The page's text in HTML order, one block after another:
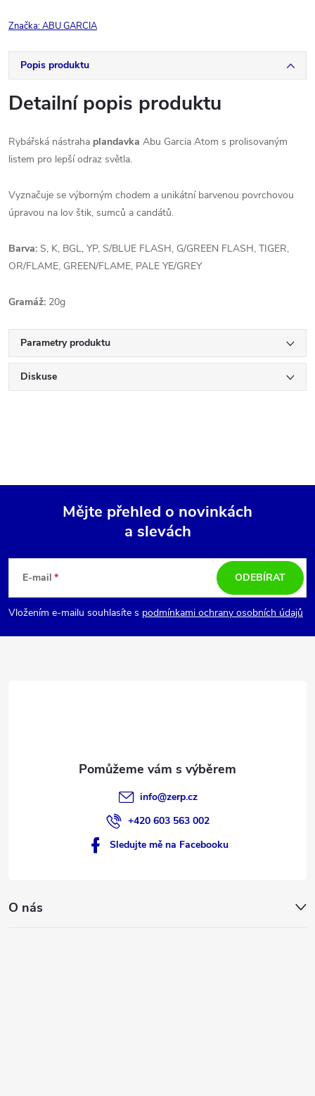
Značka:ABU GARCIA
Popis produktu
Detailní popis produktu
Rybářská nástraha plandavka Abu Garcia Atom s prolisovaným
listem pro lepší odraz světla.
Vyznačuje se výborným chodem a unikátní barvenou povrchovou
úpravou na lov štik, sumců a candátů.
Barva: S, K, BGL, YP, S/BLUE FLASH, G/GREEN FLASH, TIGER,
OR/FLAME, GREEN/FLAME, PALE YE/GREY
Gramáž: 20g
Parametry produktu
Diskuse
p
a
Mějte přehled o novinkách
a slevách
E-mail
Vložením e-mailu souhlasíte s podmínkami ochrany osobních údajů
ODEBÍRAT
info@zerp.cz
+420 603 563 002
Sledujte mě na Facebooku
O nás